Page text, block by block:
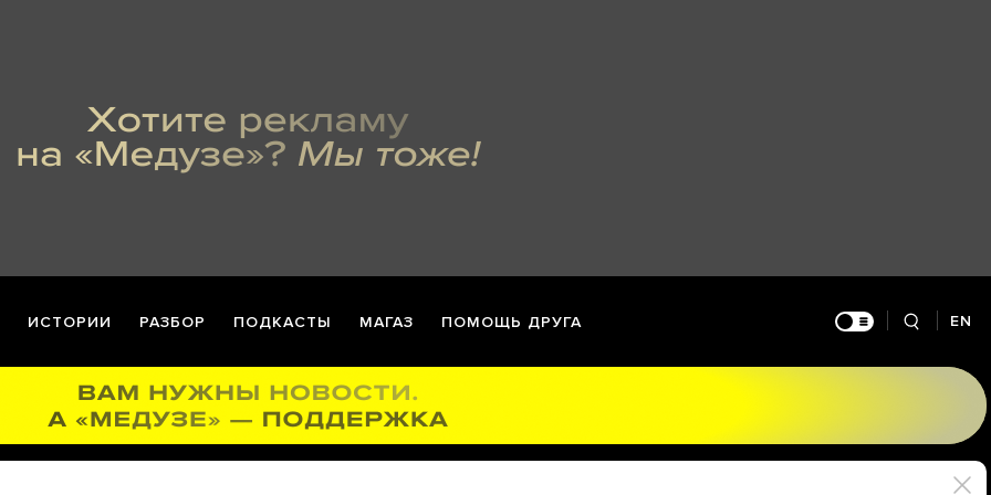
ИСТОРИИ РАЗБОР ПОДКАСТЫ МАГАЗ ПОМОЩЬ ДРУГА EN